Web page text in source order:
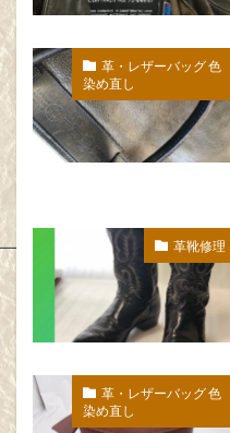
革・レザーバッグ 色
染め直し
革靴修理
革・レザーバッグ 色
染め直し